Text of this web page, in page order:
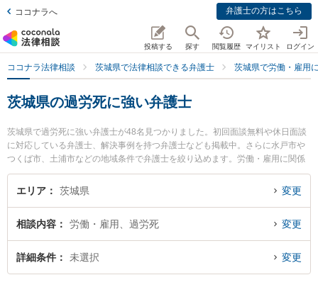
ココナラへ 弁護士の方はこちら
投稿する 探す 閲覧履歴 マイリスト ログイン
ココナラ法律相談 茨城県で法律相談できる弁護士 茨城県で労働・雇用
茨城県の過労死に強い弁護士
茨城県で過労死に強い弁護士が48名見つかりました。初回面談無料や休日面談
に対応している弁護士、解決事例を持つ弁護士なども掲載中。さらに水戸市や
つくば市、土浦市などの地域条件で弁護士を絞り込めます。労働・雇用に関係
する不当解雇や退職勧奨、内定取消等の細かな分野での絞り込み検索もでき便
利です。特にベリーベスト法律事務所 水戸オフィスの内海 清秀弁護士やベリー
『茨城県で土日や夜間に発生した過労死のトラブルを今すぐに弁護士に相談し
たい』『過労死のトラブル解決の実績豊富な近くの弁護士を検索したい』『初
回相談無料で過労死を法律相談できる茨城県内の弁護士に相談予約したい』な
エリア 茨城県 変更
相談内容 労働・雇用、過労死 変更
詳細条件 未選択 変更